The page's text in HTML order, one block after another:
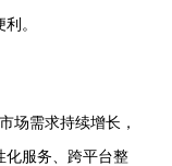
。
场需求持续增长，
化服务、跨平台整